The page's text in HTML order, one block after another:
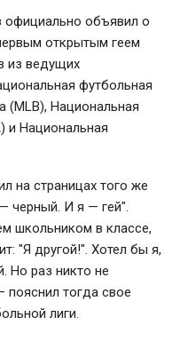
официально объявил о
открытым геем
из ведущих
футбольная
(MLB), Национальная
и Национальная
на страницах того же
черный. И я — гей".
школьником в классе,
"Я другой!". Хотел бы я,
Но раз никто не
пояснил тогда свое
лиги.